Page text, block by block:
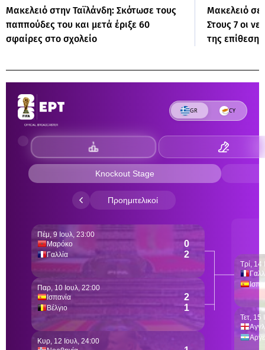
Μακελειό στην Ταϊλάνδη: Σκότωσε τους
παππούδες του και μετά έριξε 60
σφαίρες στο σχολείο
Μακελειό σε
Στους 7 οι
της επίθεσης